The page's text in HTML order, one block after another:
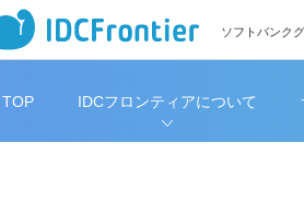
ソフトバンク
TOP IDCフロンティアについて